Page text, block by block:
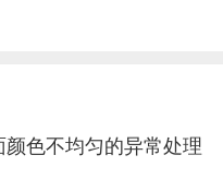
色不均匀的异常处理